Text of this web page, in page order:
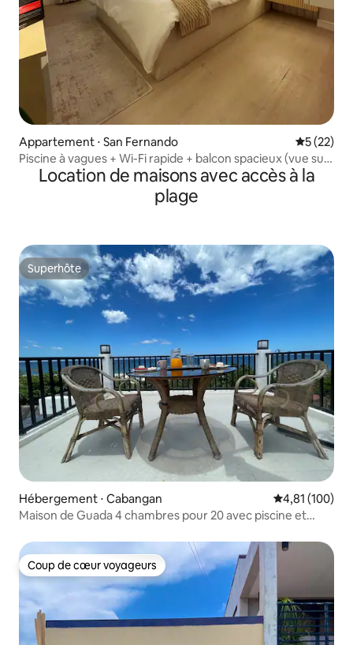
Appartement ⋅ San Fernando
5 (22)
Piscine à vagues + Wi-Fi rapide + balcon spacieux (vue sur
le mont)
Location de maisons avec accès à la
plage
Superhôte
Superhôte
Hébergement ⋅ Cabangan Évaluation
4,81 (100)
Maison de Guada 4 chambres pour 20 avec piscine et
Coup de cœur voyageurs
Coup de cœur voyageurs